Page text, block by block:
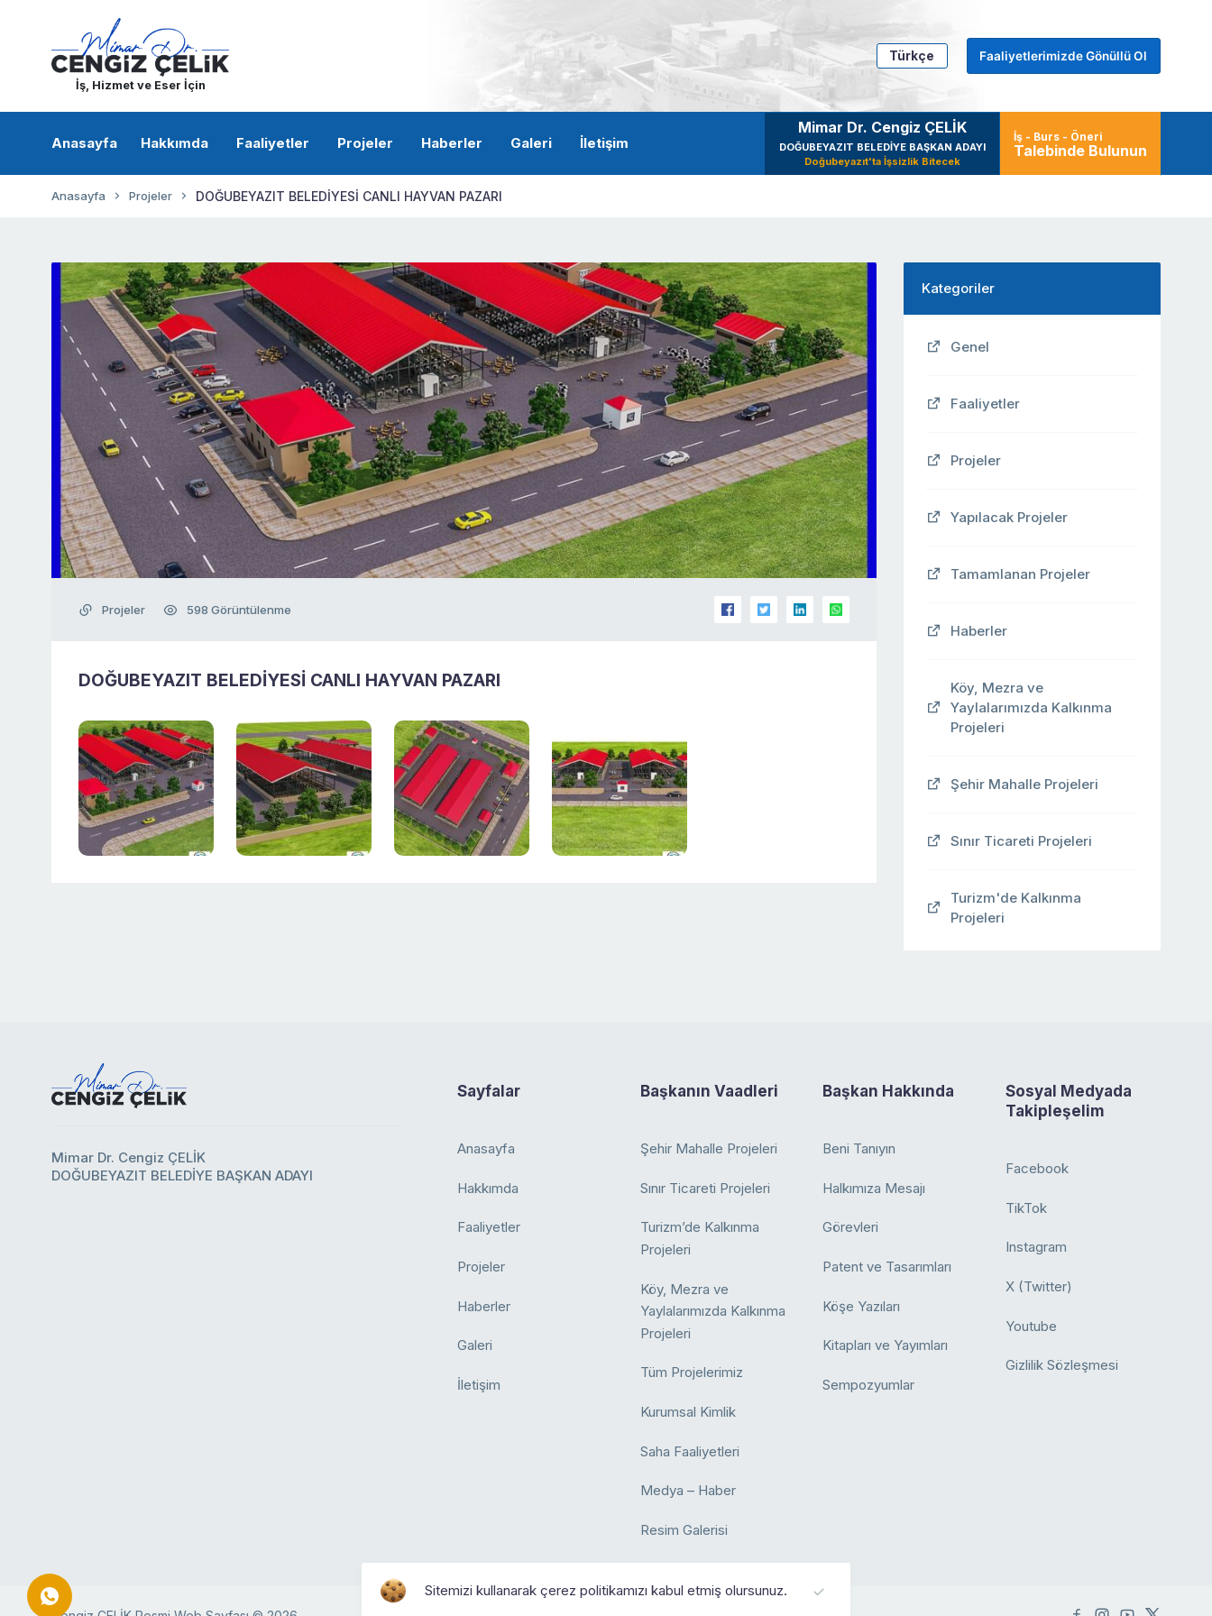
İş, Hizmet ve Eser İçin
Türkçe Faaliyetlerimizde Gönüllü Ol
Anasayfa Hakkımda Faaliyetler Projeler Haberler Galeri İletişim
Mimar Dr. Cengiz ÇELİK
DOĞUBEYAZIT BELEDİYE BAŞKAN ADAYI
Doğubeyazıt'ta İşsizlik Bitecek
İş - Burs - Öneri
Talebinde Bulunun
Anasayfa Projeler DOĞUBEYAZIT BELEDİYESİ CANLI HAYVAN PAZARI
Projeler 598 Görüntülenme
DOĞUBEYAZIT BELEDİYESİ CANLI HAYVAN PAZARI
Kategoriler
Genel
Faaliyetler
Projeler
Yapılacak Projeler
Tamamlanan Projeler
Haberler
Köy, Mezra ve
Yaylalarımızda Kalkınma
Projeleri
Şehir Mahalle Projeleri
Sınır Ticareti Projeleri
Turizm'de Kalkınma
Projeleri
Sitemizi kullanarak çerez politikamızı kabul etmiş olursunuz.
Mimar Dr. Cengiz ÇELİK
DOĞUBEYAZIT BELEDİYE BAŞKAN ADAYI
Sayfalar
Anasayfa
Hakkımda
Faaliyetler
Projeler
Haberler
Galeri
İletişim
Başkanın Vaadleri
Şehir Mahalle Projeleri
Sınır Ticareti Projeleri
Turizm’de Kalkınma
Projeleri
Köy, Mezra ve
Yaylalarımızda Kalkınma
Projeleri
Tüm Projelerimiz
Kurumsal Kimlik
Saha Faaliyetleri
Medya – Haber
Resim Galerisi
Başkan Hakkında
Beni Tanıyın
Halkımıza Mesajı
Görevleri
Patent ve Tasarımları
Köşe Yazıları
Kitapları ve Yayımları
Sempozyumlar
Sosyal Medyada
Takipleşelim
Facebook
TikTok
Instagram
X (Twitter)
Youtube
Gizlilik Sözleşmesi